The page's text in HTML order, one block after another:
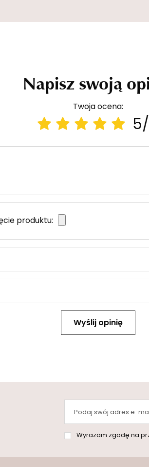
Napisz swoją
Twoja ocena:
produktu:
Wyślij opinię
Podaj swój adres e-
Wyrażam zgodę na przetwarzanie